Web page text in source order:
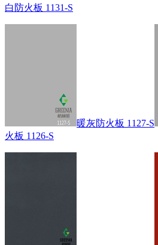
白防火板 1131-S
暖灰防火板 1127-S
火板 1126-S